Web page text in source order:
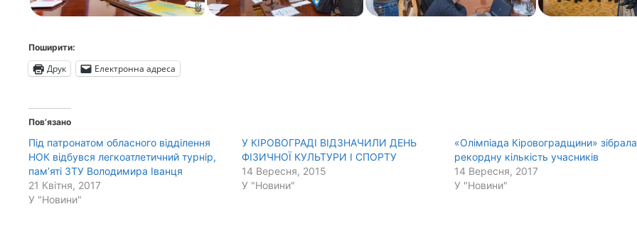
Поширити:
Друк Електронна адреса
Пов’язано
Під патронатом обласного відділення
НОК відбувся легкоатлетичний турнір,
пам’яті ЗТУ Володимира Іванця
21 Квітня, 2017
У "Новини"
У КІРОВОГРАДІ ВІДЗНАЧИЛИ ДЕНЬ
ФІЗИЧНОЇ КУЛЬТУРИ І СПОРТУ
14 Вересня, 2015
У "Новини"
«Олімпіада Кіровоградщини» зібрала
рекордну кількість учасників
14 Вересня, 2017
У "Новини"